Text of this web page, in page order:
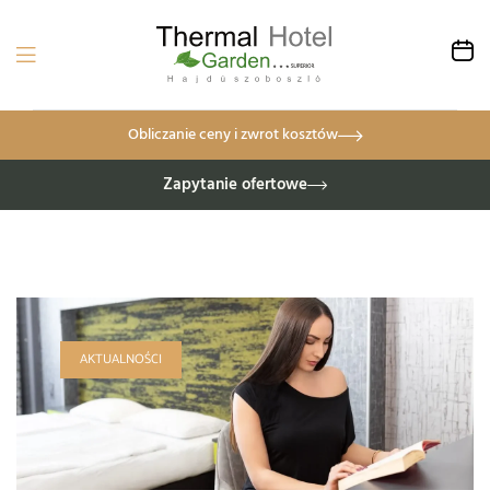
Obliczanie ceny i zwrot kosztów
Zapytanie ofertowe
AKTUALNOŚCI